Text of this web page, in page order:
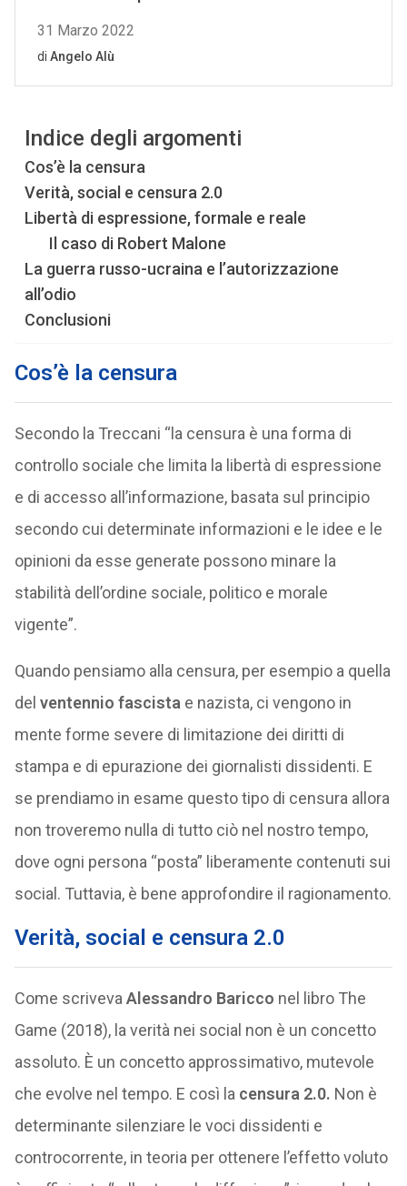
Indice degli argomenti
Cos’è la censura
Verità, social e censura 2.0
Libertà di espressione, formale e reale
Il caso di Robert Malone
La guerra russo-ucraina e l’autorizzazione
all’odio
Conclusioni
Cos’è la censura
Secondo la Treccani “la censura è una forma di
controllo sociale che limita la libertà di espressione
e di accesso all’informazione, basata sul principio
secondo cui determinate informazioni e le idee e le
opinioni da esse generate possono minare la
stabilità dell’ordine sociale, politico e morale
vigente”.
Quando pensiamo alla censura, per esempio a quella
del ventennio fascista e nazista, ci vengono in
mente forme severe di limitazione dei diritti di
stampa e di epurazione dei giornalisti dissidenti. E
se prendiamo in esame questo tipo di censura allora
non troveremo nulla di tutto ciò nel nostro tempo,
dove ogni persona “posta” liberamente contenuti sui
social. Tuttavia, è bene approfondire il ragionamento.
Verità, social e censura 2.0
Come scriveva Alessandro Baricco nel libro The
Game (2018), la verità nei social non è un concetto
assoluto. È un concetto approssimativo, mutevole
che evolve nel tempo. E così la censura 2.0. Non è
determinante silenziare le voci dissidenti e
controcorrente, in teoria per ottenere l’effetto voluto